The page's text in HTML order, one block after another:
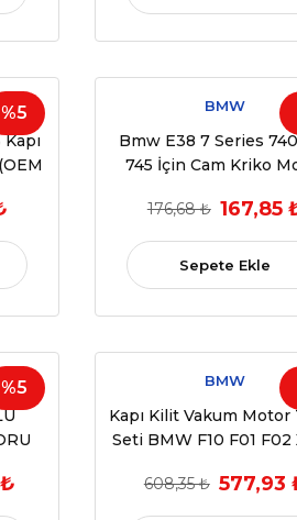
%5 BMW
Bmw E38 7 Series
745 İçin Cam Kriko
67628373766,
176,68 ₺ 167,85
Sepete Ekle
%5 BMW
Kapı Kilit Vakum Motor
Seti BMW F10 F01 F02
608,35 ₺ 577,93